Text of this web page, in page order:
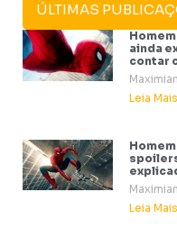
ÚLTIMAS
ainda
contar
Leia
Leia